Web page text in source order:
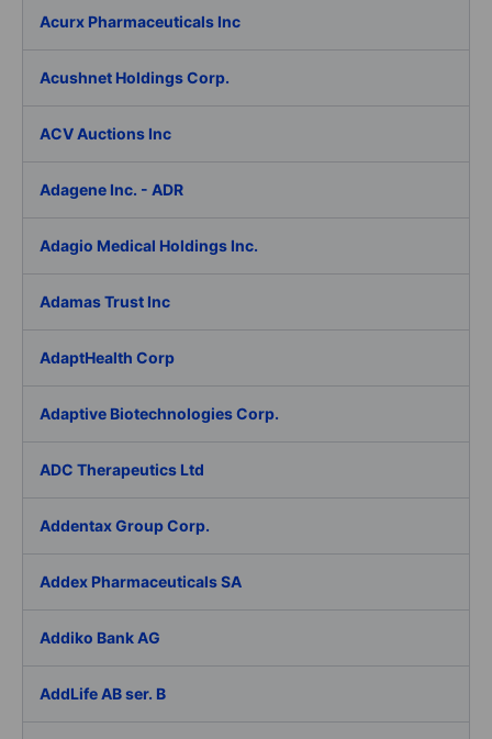
Acurx Pharmaceuticals Inc
Acushnet Holdings Corp.
ACV Auctions Inc
Adagene Inc. - ADR
Adagio Medical Holdings Inc.
Adamas Trust Inc
AdaptHealth Corp
Adaptive Biotechnologies Corp.
ADC Therapeutics Ltd
Addentax Group Corp.
Addex Pharmaceuticals SA
Addiko Bank AG
AddLife AB ser. B